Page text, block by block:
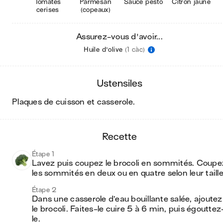
cerises
Parmesan
(copeaux)
Sauce pesto Citron jaune
Assurez-vous d'avoir...
Huile d'olive (1 càc)
ustensiles
plaques de cuisson et casserole.
recette
Étape 1
Lavez puis coupez le brocoli en sommités.
les sommités en deux ou en quatre selon leur
Étape 2
Dans une casserole d’eau bouillante salée, ajoutez
le brocoli. Faites-le cuire 5 à 6 min, puis
le.